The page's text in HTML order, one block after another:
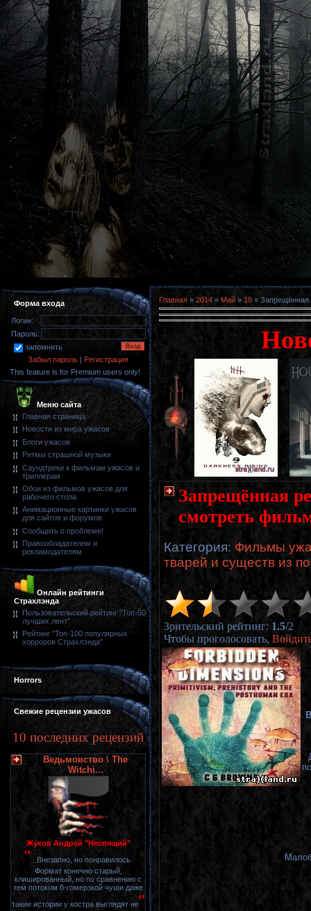
Форма входа
Логин:
Пароль:
запомнить
Забыл пароль | Регистрация
This feature is for Premium users only!
Меню сайта
Главная страница
Новости из мира ужасов
Блоги ужасов
Ритмы страшной музыки
Саундтреки к фильмам ужасов и
триллерам
Обои из фильмов ужасов для
рабочего стола
Анимационные картинки ужасов
для сайтов и форумов
Сообщить о проблеме!
Правообладателям и
рекламодателям
Онлайн рейтинги
Страхлэнда
Пользовательский рейтинг "Топ-50
лучших лент"
Рейтинг "Топ-100 популярных
хорроров Страхлэнда"
Horrors
Свежие рецензии ужасов
10 последних рецензий
Ведьмовство \ The
Witchi...
Жуков Андрей "Неспящий"
" ...Внезапно, но понравилось.
Формат конечно старый,
клишированный, но по сравнению с
тем потоком б-гомерзкой чуши даже
такие истории у костра выглядят не"
Главная » 2014 » Май » 18 » Запрещённая
Запрещённая
смотреть
Категория: Фильмы
тварей и существ из
Зрительский рейтинг: 1.5/2
Чтобы проголосовать,